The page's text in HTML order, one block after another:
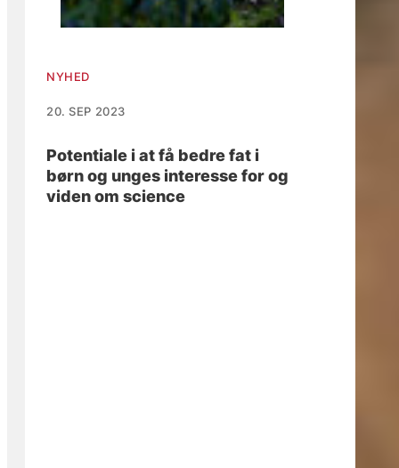
NYHED
20. SEP 2023
Potentiale i at få bedre fat i
børn og unges interesse for og
viden om science